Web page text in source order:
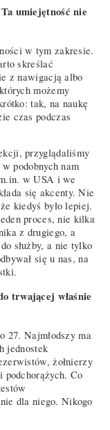
umiejętność nie
w tym zakresie.
skreślać
z nawigacją albo
możemy
tak, na naukę
czas podczas
przyglądaliśmy
podobnych nam
w USA i we
się akcenty. Nie
kiedyś było lepiej.
proces, nie kilka
z drugiego, a
służby, a nie tylko
się u nas, na
trwającej właśnie
27. Najmłodszy ma
jednostek
żołnierzy
podchorążych. Co
dla niego. Nikogo